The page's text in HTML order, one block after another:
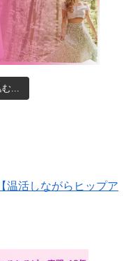
む...
温活しながらヒップア